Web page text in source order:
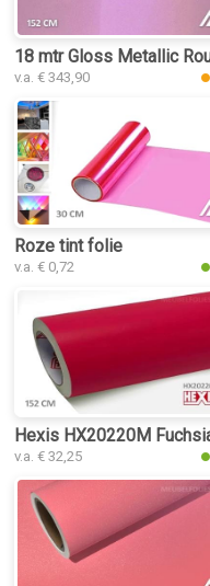
18 mtr Gloss Metallic
v.a. € 343,90
Roze tint folie
v.a. € 0,72
Hexis HX20220M
v.a. € 32,25